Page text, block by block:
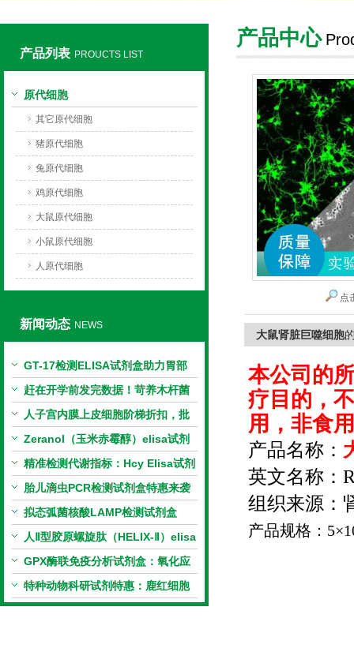
产品列表 PROUCTS LIST
原代细胞
其它原代细胞
猪原代细胞
兔原代细胞
鸡原代细胞
大鼠原代细胞
小鼠原代细胞
人原代细胞
新闻动态 NEWS
GT-17检测ELISA试剂盒助力胃部
相关指标样本定量研究
赶在开学前发完数据！苛养木杆菌
PCR检测试剂盒暑假优惠开启
人子宫内膜上皮细胞阶梯折扣，批
量更划算
Zeranol（玉米赤霉醇）elisa试剂
盒特惠
精准检测代谢指标：Hcy Elisa试剂
盒的科研应用与技术特点
胎儿滴虫PCR检测试剂盒特惠来袭
拟态弧菌核酸LAMP检测试剂盒
（恒温荧光法）新品上市优惠活动
人Ⅱ型胶原螺旋肽（HELIX-Ⅱ）elisa
试剂盒科研优惠活动开启
GPX酶联免疫分析试剂盒：氧化应
激研究精准检测工具
特种动物科研试剂特惠：鹿红细胞
膜蛋白(EMP)ELISA试剂盒让利活
产品中心
点
大鼠肾脏巨噬细胞
本公司的
疗目的，
用，非食用
产品名称：
英文名称：
组织来源：
产品规格： 5×